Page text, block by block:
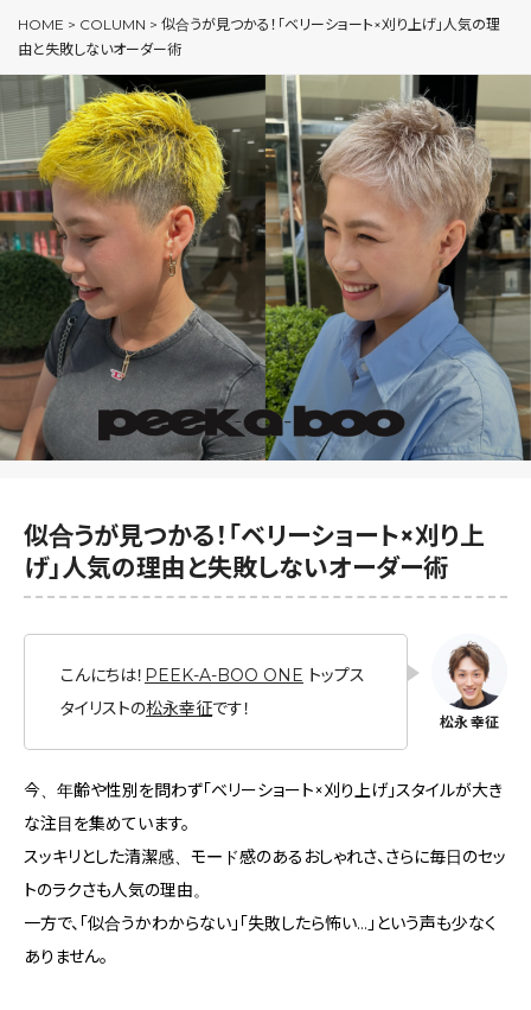
HOME > COLUMN > 似合うが見つかる！「ベリーショート×刈り上げ」人気の理
由と失敗しないオーダー術
似合うが見つかる！「ベリーショート×刈り上
げ」人気の理由と失敗しないオーダー術
こんにちは！ PEEK-A-BOO ONE トップス
タイリストの松永幸征です！
今、年齢や性別を問わず「ベリーショート×刈り上げ」スタイルが大き
な注目を集めています。
スッキリとした清潔感、モード感のあるおしゃれさ、さらに毎日のセッ
トのラクさも人気の理由。
一方で、「似合うかわからない」「失敗したら怖い…」という声も少なく
ありません。